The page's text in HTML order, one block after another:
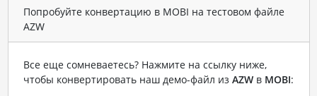
Попробуйте конвертацию в MOBI на тестовом файле
AZW
Все еще сомневаетесь? Нажмите на ссылку ниже,
чтобы конвертировать наш демо-файл из AZWв MOBI: